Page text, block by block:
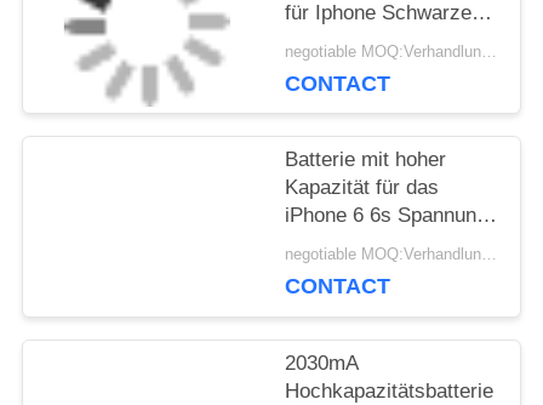
für Iphone Schwarze
Lithium-Ionenbatterie
negotiable MOQ:Verhandlungsfähig
CONTACT
Batterie mit hoher
Kapazität für das
iPhone 6 6s Spannung
3,8 V
negotiable MOQ:Verhandlungsfähig
CONTACT
2030mA
Hochkapazitätsbatterie